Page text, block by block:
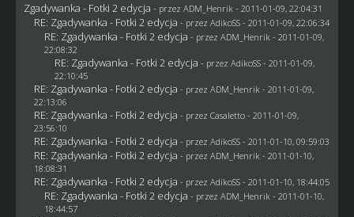
Zgadywanka - Fotki 2 edycja - przez ADM_Henrik- 2011-01-09, 22:04:31
RE: Zgadywanka - Fotki 2 edycja - przez AdikoSS - 2011-01-09, 22:06:34
RE: Zgadywanka - Fotki 2 edycja - przez ADM_Henrik- 2011-01-09,
22:08:32
RE: Zgadywanka - Fotki 2 edycja - przez AdikoSS - 2011-01-09,
22:10:45
RE: Zgadywanka - Fotki 2 edycja - przez ADM_Henrik- 2011-01-09,
22:13:06
RE: Zgadywanka - Fotki 2 edycja - przez Casaletto- 2011-01-09,
23:56:10
RE: Zgadywanka - Fotki 2 edycja - przez AdikoSS - 2011-01-10, 09:59:03
RE: Zgadywanka - Fotki 2 edycja - przez ADM_Henrik- 2011-01-10,
18:08:31
RE: Zgadywanka - Fotki 2 edycja - przez AdikoSS - 2011-01-10, 18:44:05
RE: Zgadywanka - Fotki 2 edycja - przez ADM_Henrik- 2011-01-10,
18:44:57